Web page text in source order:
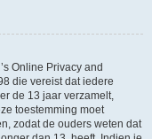
Online Privacy and
die vereist dat iedere
de 13 jaar verzamelt,
toestemming moet
zodat de ouders weten dat